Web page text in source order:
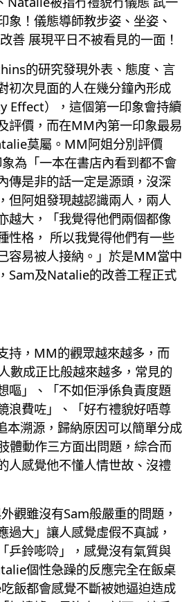
象！儀態導師教步姿、坐姿、
善 展現平日不被看見的一面！
的研究發現外表、態度、言
初次見面的人在幾分鐘內形成
Effect），這個第一印象會持續
評價，而在MM內第一印象最易
莫屬。MM阿姐分別評價
為「一本在書店內看到都不會
傳是非的話一定是源頭，沒深
但阿姐發現越認識兩人，兩人
越大，「我覺得他們兩個都像
性格， 所以我覺得他們有一些
容易被人接納。」於是MM當中
Sam及Natalie的改善工程正式
持，MM的觀眾越來越多，而
數成正比般越來越多，常見的
嘔」、「不如佢淨係負責度題
浪費咗」、「好冇禮貌好唔尊
本溯源，歸納原因可以簡單分成
體動作三方面出問題，綜合而
人感覺他不懂人情世故、沒禮
觀雖沒有Sam般嚴重的問題，
過大」讓人感覺虛假不真誠，
乒鈴嘭唥」，感覺沒有氣質與
個性急躁的反應完全在飯桌
飯都會感覺不斷被她逼迫造成